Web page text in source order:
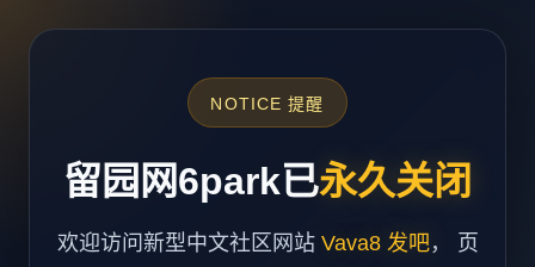
NOTICE 提醒
留园网6park已永久关闭
欢迎访问新型中文社区网站 Vava8 发吧， 页